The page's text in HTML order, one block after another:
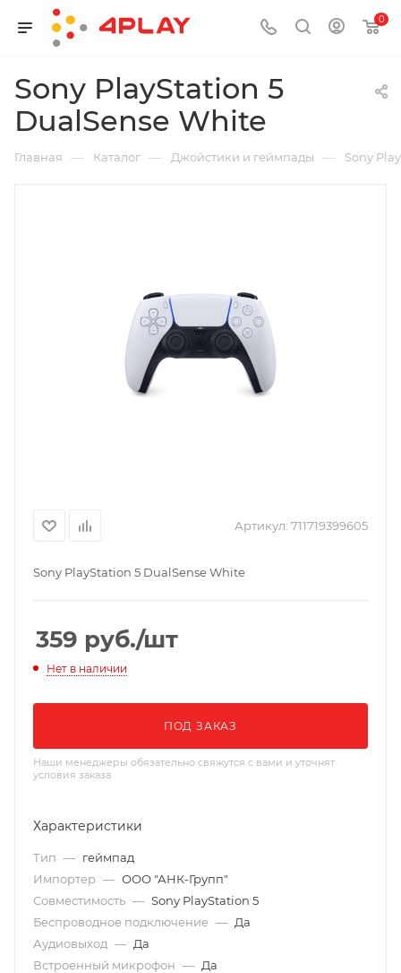
0
Sony PlayStation 5
DualSense White
Главная — Каталог — Джойстики и геймпады — Sony
Артикул: 711719399605
Sony PlayStation 5 DualSense White
359 руб./шт
Нет в наличии
ПОД ЗАКАЗ
Наши менеджеры обязательно свяжутся с вами и уточнят
условия заказа
Характеристики
Тип — геймпад
Импортер — ООО "АНК-Групп"
Совместимость — Sony PlayStation 5
Беспроводное подключение — Да
Аудиовыход — Да
Встроенный микрофон — Да